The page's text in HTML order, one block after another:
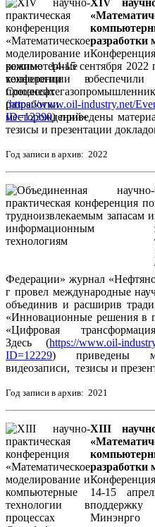
XIV
разработки
режиме 14-15 сентября 2022
конференции
(https://www.oil-industry.net/
ID=12390) приведены
тезисы и презентации
Год записи в архив: 2022
Федерации» журнал
г провел международные
объединив и расширив
«Инновационные решения в
«Цифровая
Здесь (https://www.oil-
ID=12229) приведены
видеозаписи, тезисы и
Год записи в архив: 2021
XIII
разработки
14-15